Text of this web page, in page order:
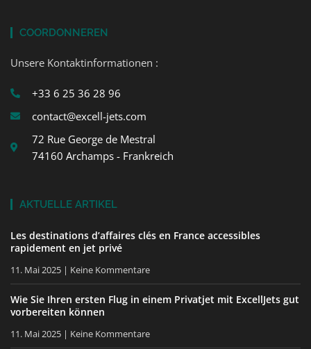
COORDONNEREN
Unsere Kontaktinformationen :
+33 6 25 36 28 96
contact@excell-jets.com
72 Rue George de Mestral
74160 Archamps - Frankreich
AKTUELLE ARTIKEL
Les destinations d’affaires clés en France accessibles
rapidement en jet privé
11. Mai 2025 Keine Kommentare
Wie Sie Ihren ersten Flug in einem Privatjet mit ExcellJets gut
vorbereiten können
11. Mai 2025 Keine Kommentare